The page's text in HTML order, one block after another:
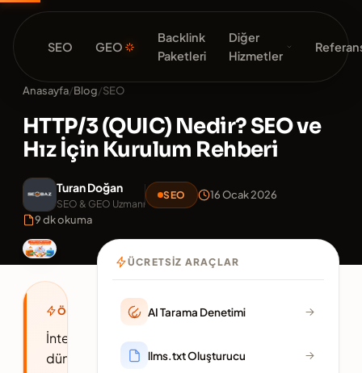
SEO GEO
Backlink
Paketleri
Diğer
Hizmetler
Anasayfa/Blog/SEO
HTTP/3 (QUIC) Nedir? SEO ve
Hız İçin Kurulum Rehberi
Turan Doğan
SEO & GEO Uzmanı
SEO
16 Ocak 2026
9 dk okuma
ÖZET
İnternet
dünyasında
ÜCRETSIZ ARAÇLAR
AI Tarama Denetimi
llms.txt Oluşturucu